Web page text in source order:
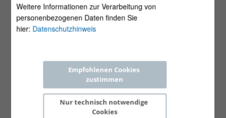
Weitere Informationen zur Verarbeitung von
personenbezogenen Daten finden Sie
hier: Datenschutzhinweis
Empfohlenen Cookies
zustimmen
Nur technisch notwendige
Cookies